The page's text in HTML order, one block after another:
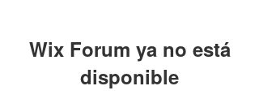
Wix Forum ya no está
disponible